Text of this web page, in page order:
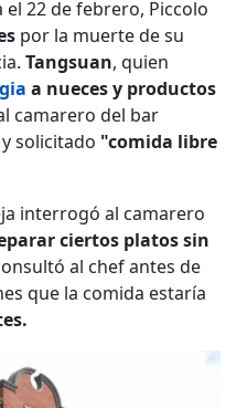
22 de febrero, Piccolo
por la muerte de su
Tangsuan, quien
a nueces y productos
camarero del bar
solicitado "comida libre
interrogó al camarero
ciertos platos sin
al chef antes de
que la comida estaría